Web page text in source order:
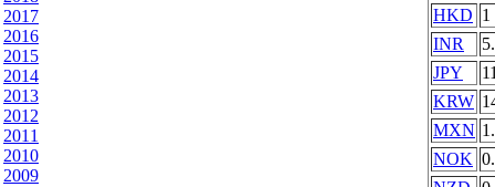
2017
2016
2015
2014
2013
2012
2011
2010
2009
HKD 1
INR
JPY
KRW
MXN
NOK